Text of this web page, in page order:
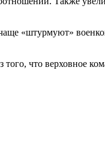
«штурмуют»
что верховное